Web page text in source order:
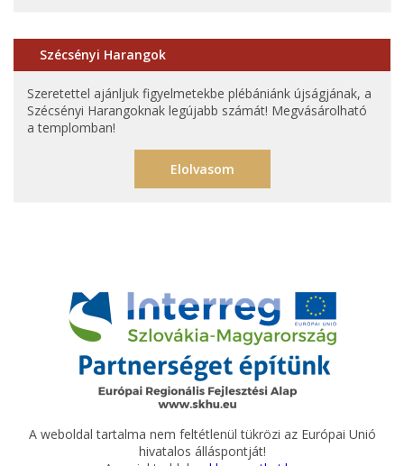
Szécsényi Harangok
Szeretettel ajánljuk figyelmetekbe plébániánk újságjának, a
Szécsényi Harangoknak legújabb számát! Megvásárolható
a templomban!
Elolvasom
A weboldal tartalma nem feltétlenül tükrözi az Európai Unió
hivatalos álláspontját!